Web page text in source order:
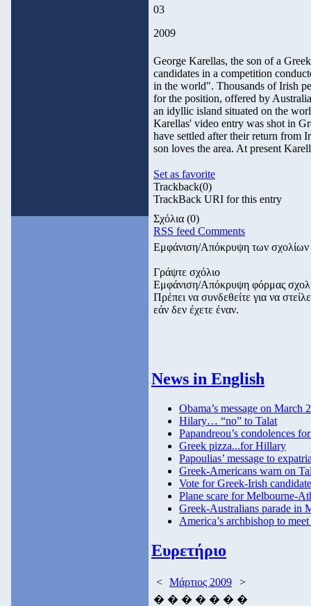
03
2009
George Karellas, the son of a
candidates in a competition
in the world". Thousands of Irish
for the position, offered by
an idyllic island situated on the
Karellas' video entry was shot in
have settled after their return from
son loves the area. At present
Set as favorite
Trackback(0)
TrackBack URI for this entry
Σχόλια (0)
RSS feed Comments
Εμφάνιση/Απόκρυψη των σχολίων
Γράψτε σχόλιο
Εμφάνιση/Απόκρυψη φόρμας
Πρέπει να συνδεθείτε για να
εάν δεν έχετε έναν.
News in English
Obama’s message on March
Hilary… “no” to Talat
Papandreou’s condolences
Greek pizza...for Hillary
Papoulias’ message to
Greek-Americans warn on
Vote for Greek-Irish candidate
Plane scare for Melbourne-
Greek-Australians parade in
America’s archbishop to
Ευρετήριο
< Μάρτιος 2009
>
� � � � � � �